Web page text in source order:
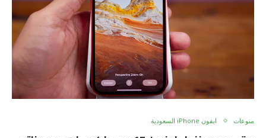
منوعات ايفون iPhone السعودية